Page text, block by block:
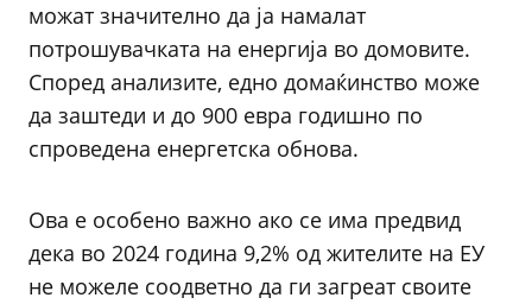
можат значително да ја намалат
потрошувачката на енергија во домовите.
Според анализите, едно домаќинство може
да заштеди и до 900 евра годишно по
спроведена енергетска обнова.
Ова е особено важно ако се има предвид
дека во 2024 година 9,2% од жителите на ЕУ
не можеле соодветно да ги загреат своите